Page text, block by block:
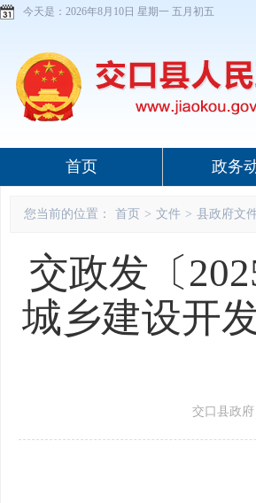
今天是： 2026年8月10日 星期一 五月初五
首页 政务
您当前的位置： 首页 > 文件 > 县政府文
交政发〔
城乡建设开
交口县政